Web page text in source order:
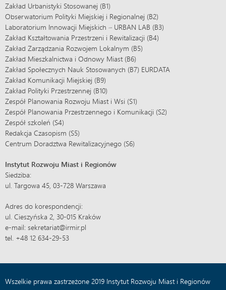
Zakład Urbanistyki Stosowanej (B1)
Obserwatorium Polityki Miejskiej i Regionalnej (B2)
Laboratorium Innowacji Miejskich – URBAN LAB (B3)
Zakład Kształtowania Przestrzeni i Rewitalizacji (B4)
Zakład Zarządzania Rozwojem Lokalnym (B5)
Zakład Mieszkalnictwa i Odnowy Miast (B6)
Zakład Społecznych Nauk Stosowanych (B7) EURDATA
Zakład Komunikacji Miejskiej (B9)
Zakład Polityki Przestrzennej (B10)
Zespół Planowania Rozwoju Miast i Wsi (S1)
Zespół Planowania Przestrzennego i Komunikacji (S2)
Zespół szkoleń (S4)
Redakcja Czasopism (S5)
Centrum Doradztwa Rewitalizacyjnego (S6)
Instytut Rozwoju Miast i Regionów
Siedziba:
ul. Targowa 45, 03-728 Warszawa
Adres do korespondencji:
ul. Cieszyńska 2, 30-015 Kraków
e-mail: sekretariat@irmir.pl
tel. +48 12 634-29-53
Wszelkie prawa zastrzeżone 2019 Instytut Rozwoju Miast i Regionów